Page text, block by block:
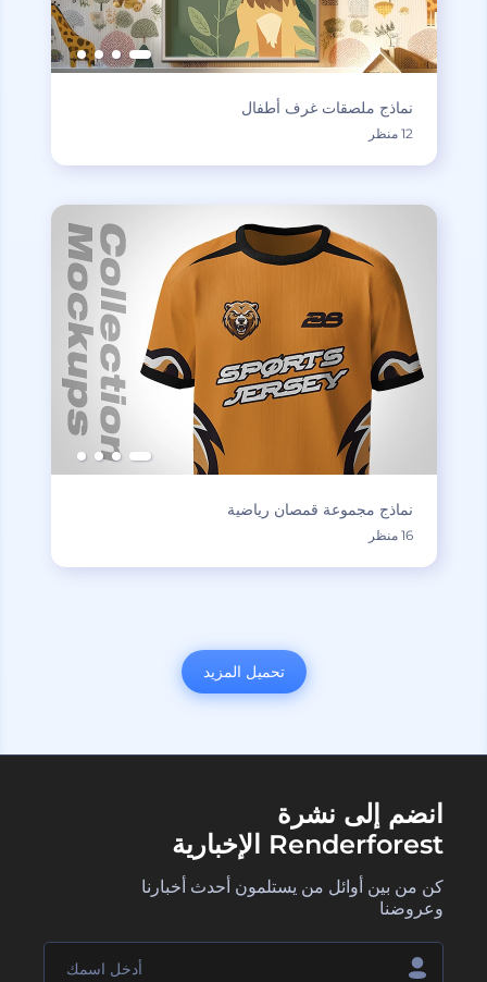
نماذج ملصقات غرف أطفال
12 منظر
نماذج مجموعة قمصان رياضية
16 منظر
تحميل المزيد
انضم إلى نشرة
Renderforest الإخبارية
كن من بين أوائل من يستلمون أحدث أخبارنا
وعروضنا